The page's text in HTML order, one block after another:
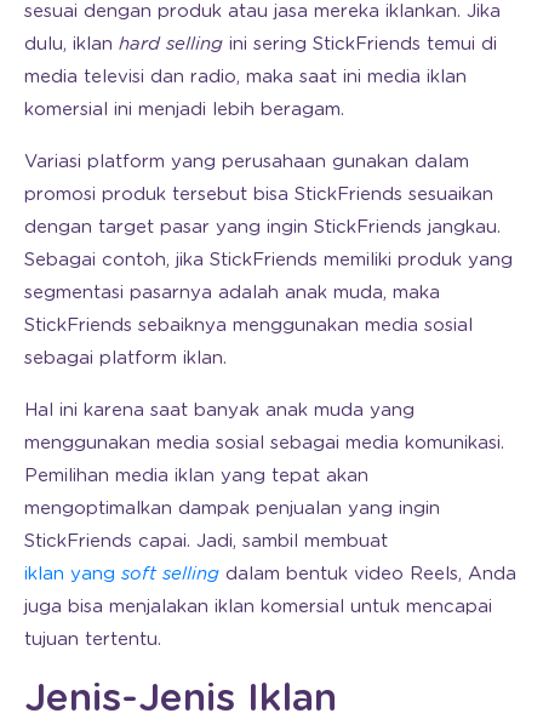
sesuai dengan produk atau jasa mereka iklankan. Jika
dulu, iklan hard selling ini sering StickFriends temui di
media televisi dan radio, maka saat ini media iklan
komersial ini menjadi lebih beragam.
Variasi platform yang perusahaan gunakan dalam
promosi produk tersebut bisa StickFriends sesuaikan
dengan target pasar yang ingin StickFriends jangkau.
Sebagai contoh, jika StickFriends memiliki produk yang
segmentasi pasarnya adalah anak muda, maka
StickFriends sebaiknya menggunakan media sosial
sebagai platform iklan.
Hal ini karena saat banyak anak muda yang
menggunakan media sosial sebagai media komunikasi.
Pemilihan media iklan yang tepat akan
mengoptimalkan dampak penjualan yang ingin
StickFriends capai. Jadi, sambil membuat
iklan yang soft selling dalam bentuk video Reels, Anda
juga bisa menjalakan iklan komersial untuk mencapai
tujuan tertentu.
Jenis-Jenis Iklan